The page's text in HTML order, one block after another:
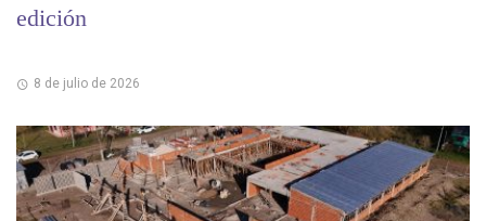
edición
8 de julio de 2026